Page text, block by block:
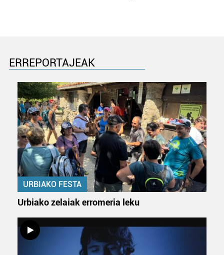
ERREPORTAJEAK
URBIAKO FESTA
Urbiako zelaiak erromeria leku